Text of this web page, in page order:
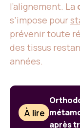
l’alignement. La
s’impose pour
prévenir toute
des tissus
années.
À lire
après